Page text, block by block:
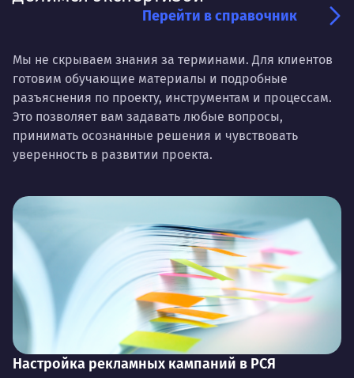
Перейти в справочник
Мы не скрываем знания за терминами. Для клиентов
готовим обучающие материалы и подробные
разъяснения по проекту, инструментам и процессам.
Это позволяет вам задавать любые вопросы,
принимать осознанные решения и чувствовать
уверенность в развитии проекта.
Настройка рекламных кампаний в РСЯ